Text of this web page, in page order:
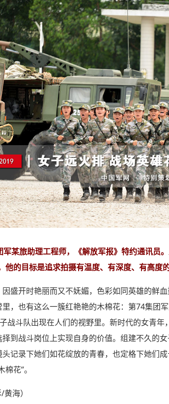
某旅助理工程师，《解放军报》特约通讯员
他的目标是追求拍摄有温度、有深度、有高度
盛开时艳丽而又不妩媚，色彩如同英雄的鲜
，也有这么一簇红艳艳的木棉花：第74集团
战斗队出现在人们的视野里。新时代的女青
到战斗岗位上实现自身的价值。组建不久的
记录下她们如花绽放的青春，也定格下她们
花”。
海）